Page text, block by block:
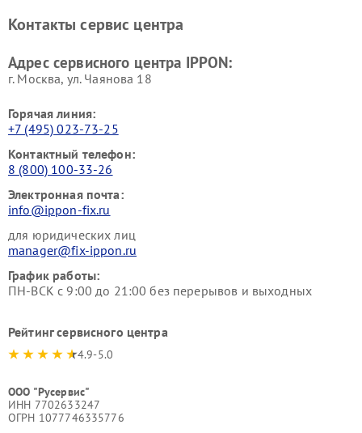
Контакты сервис центра
Адрес сервисного центра IPPON:
г. Москва, ул. Чаянова 18
Горячая линия:
+7 (495) 023-73-25
Контактный телефон:
8 (800) 100-33-26
Электронная почта:
info@ippon-fix.ru
для юридических лиц
manager@fix-ippon.ru
График работы:
ПН-ВСК с 9:00 до 21:00 без перерывов и выходных
Рейтинг сервисного центра
4.9-5.0
ООО "Русервис"
ИНН 7702633247
ОГРН 1077746335776